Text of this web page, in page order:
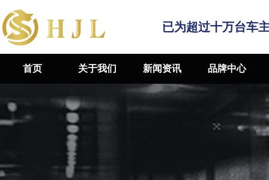
已为超过十万台车
首页 关于我们 新闻资讯 品牌中心